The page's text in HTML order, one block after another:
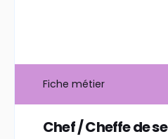
Fiche métier
Chef / Cheffe de